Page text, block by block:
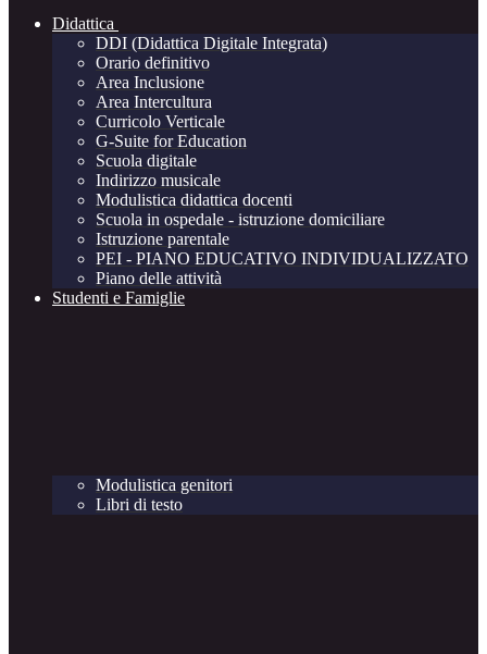
Didattica
DDI (Didattica Digitale Integrata)
Orario definitivo
Area Inclusione
Area Intercultura
Curricolo Verticale
G-Suite for Education
Scuola digitale
Indirizzo musicale
Modulistica didattica docenti
Scuola in ospedale - istruzione domiciliare
Istruzione parentale
PEI - PIANO EDUCATIVO INDIVIDUALIZZATO
Piano delle attività
Studenti e Famiglie
Modulistica genitori
Libri di testo